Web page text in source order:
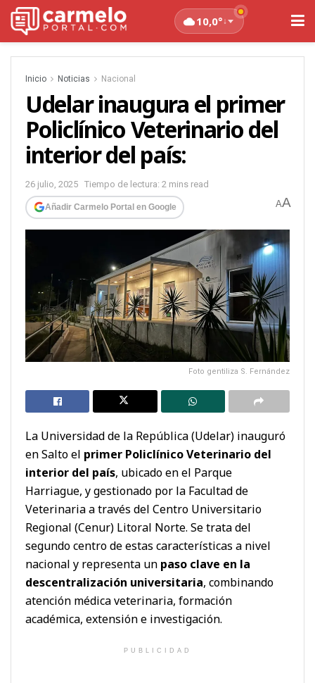
10,0°↓
Inicio Noticias Nacional
Udelar inaugura el primer
Policlínico Veterinario del
interior del país:
26 julio, 2025 Tiempo de lectura: 2 mins read
Añadir Carmelo Portal en Google AA
Foto gentiliza S. Fernández
La Universidad de la República (Udelar) inauguró
en Salto el primer Policlínico Veterinario del
interior del país, ubicado en el Parque
Harriague, y gestionado por la Facultad de
Veterinaria a través del Centro Universitario
Regional (Cenur) Litoral Norte. Se trata del
segundo centro de estas características a nivel
nacional y representa un paso clave en la
descentralización universitaria, combinando
atención médica veterinaria, formación
académica, extensión e investigación.
PUBLICIDAD